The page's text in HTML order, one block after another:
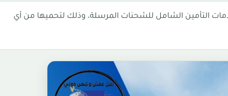
التأمين الشامل للشحنات المرسلة، وذلك لتحميها من أي